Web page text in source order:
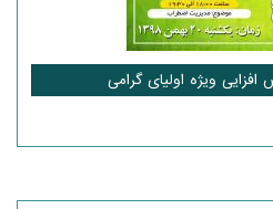
ویژه اولیای گرامی